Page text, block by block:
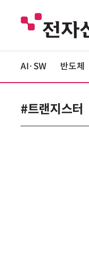
AI·SW 반도체
#트랜지스터